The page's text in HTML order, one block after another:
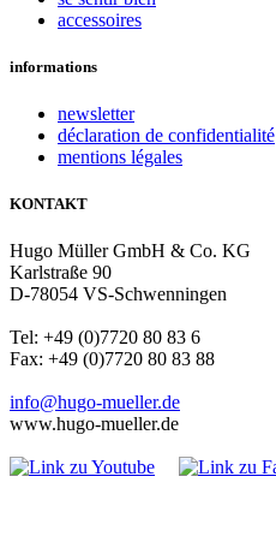
accessoires
informations
newsletter
déclaration de confidentialité
mentions légales
KONTAKT
Hugo Müller GmbH & Co. KG
Karlstraße 90
D-78054 VS-Schwenningen
Tel: +49 (0)7720 80 83 6
Fax: +49 (0)7720 80 83 88
info@hugo-mueller.de
www.hugo-mueller.de